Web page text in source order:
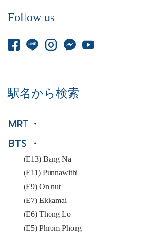
Follow us
駅名から検索
MRT
BTS
(E13) Bang Na
(E11) Punnawithi
(E9) On nut
(E7) Ekkamai
(E6) Thong Lo
(E5) Phrom Phong